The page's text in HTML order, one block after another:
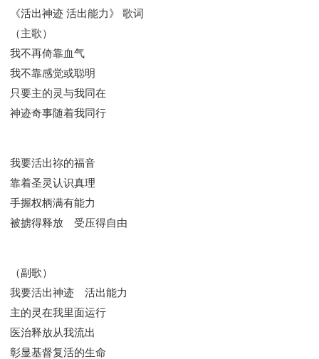
神同在系列
传道者的言语
命定性格系列
使徒保罗的福音
耶稣基督的福音
智慧与悟性
恩典和真理系列
001B课程 - 解开迷思课程
103课程 - 圣经学习中阶
301课程 - 领袖实操课程
《活出神迹 活出能力》 歌词
（主歌）
我不再倚靠血气
我不靠感觉或聪明
只要主的灵与我同在
神迹奇事随着我同行
我要活出祢的福音
靠着圣灵认识真理
手握权柄满有能力
被掳得释放 受压得自由
（副歌）
我要活出神迹 活出能力
主的灵在我里面运行
医治释放从我流出
彰显基督复活的生命